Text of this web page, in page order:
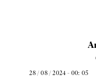
28 / 08 / 2024 - 00: 05